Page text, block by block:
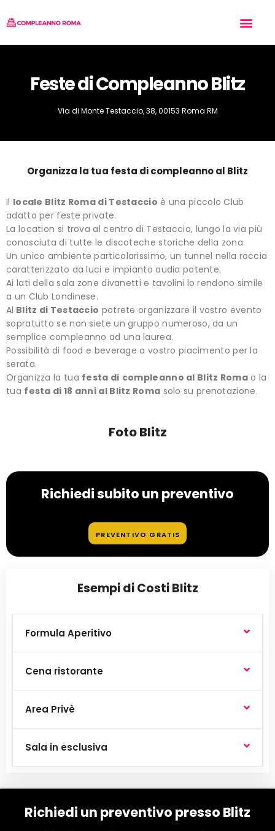
Feste di Compleanno Blitz
Via di Monte Testaccio, 38, 00153 Roma RM
Organizza la tua festa di compleanno al Blitz
Il locale Blitz Roma di Testaccio è una piccolo Club
adatto per feste private.
La location si trova al centro di Testaccio, lungo la via più
conosciuta di tutte le discoteche storiche della zona.
Un unico ambiente particolarissimo, un tunnel nella roccia
caratterizzato da luci e impianto audio potente.
Ai lati della sala zone divanetti e tavolini lo rendono simile
a un Club Londinese.
Al Blitz di Testaccio potrete organizzare il vostro evento
sopratutto se non siete un gruppo numeroso, da un
semplice compleanno ad una laurea.
Possibilità di food e beverage a vostro piacimento per la
serata.
Organizza la tua festa di compleanno al Blitz Roma o la
tua festa di 18 anni al Blitz Roma solo su prenotazione.
Foto Blitz
Richiedi subito un preventivo
PREVENTIVO GRATIS
Esempi di Costi Blitz
Formula Aperitivo
Cena ristorante
Area Privè
Sala in esclusiva
Richiedi un preventivo presso Blitz